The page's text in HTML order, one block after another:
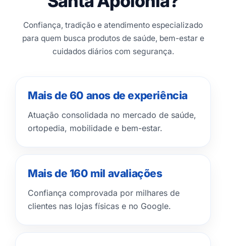
Confiança, tradição e atendimento especializado
para quem busca produtos de saúde, bem-estar e
cuidados diários com segurança.
Mais de 60 anos de experiência
Atuação consolidada no mercado de saúde,
ortopedia, mobilidade e bem-estar.
Mais de 160 mil avaliações
Confiança comprovada por milhares de
clientes nas lojas físicas e no Google.